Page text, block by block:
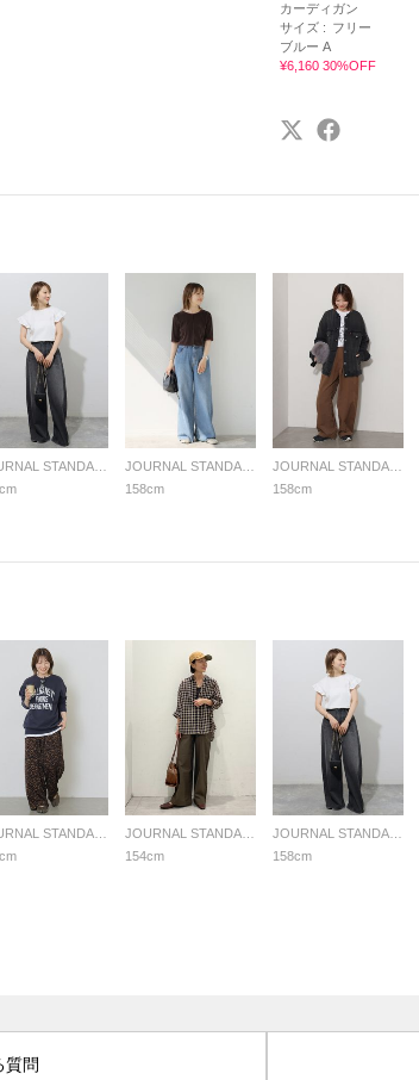
カーディガン
サイズ : フリー
ブルー A
¥6,160 30%OFF
158cm
158cm
154cm
158cm
質問